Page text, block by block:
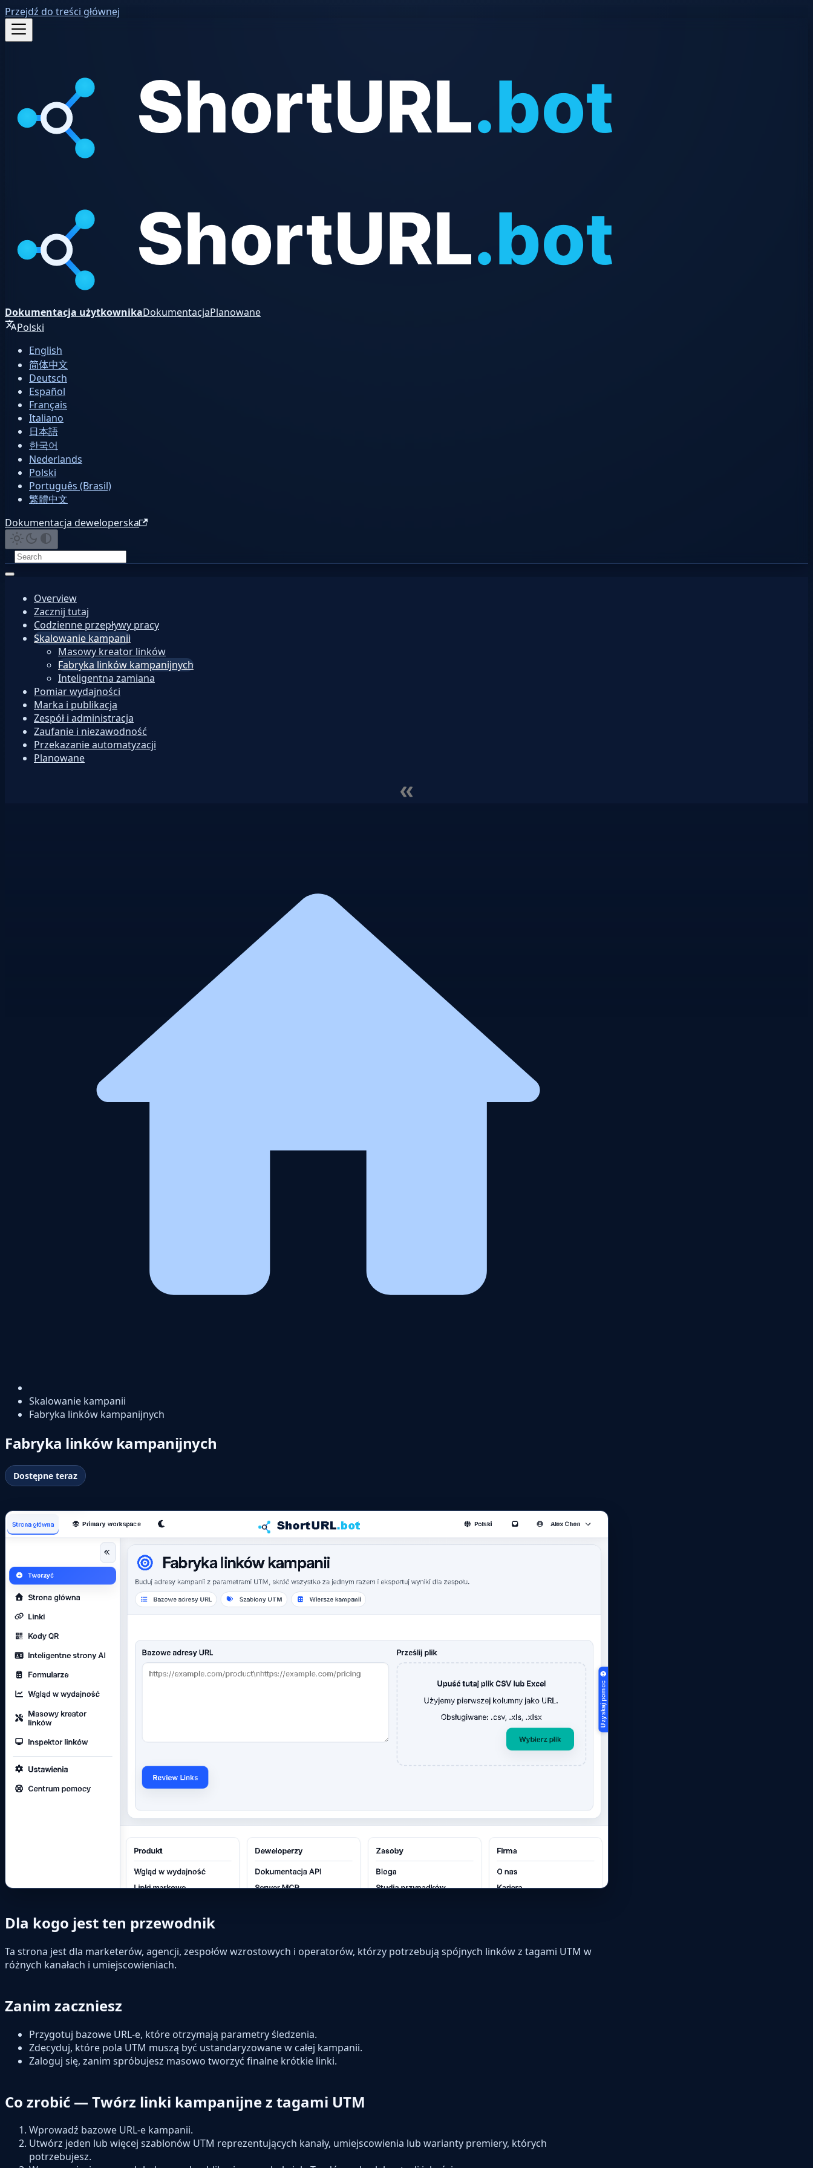
Przejdź do treści głównej
Dokumentacja użytkownikaDokumentacjaPlanowane
Polski
English
简体中文
Deutsch
Español
Français
Italiano
日本語
한국어
Nederlands
Polski
Português (Brasil)
繁體中文
Dokumentacja deweloperska
Overview
Zacznij tutaj
Codzienne przepływy pracy
Skalowanie kampanii
Masowy kreator linków
Fabryka linków kampanijnych
Inteligentna zamiana
Pomiar wydajności
Marka i publikacja
Zespół i administracja
Zaufanie i niezawodność
Przekazanie automatyzacji
Planowane
Skalowanie kampanii
Fabryka linków kampanijnych
Fabryka linków kampanijnych
Dostępne teraz
Dla kogo jest ten przewodnik
Ta strona jest dla marketerów, agencji, zespołów wzrostowych i operatorów, którzy potrzebują spójnych linków z tagami UTM w
różnych kanałach i umiejscowieniach.
Zanim zaczniesz
Przygotuj bazowe URL-e, które otrzymają parametry śledzenia.
Zdecyduj, które pola UTM muszą być ustandaryzowane w całej kampanii.
Zaloguj się, zanim spróbujesz masowo tworzyć finalne krótkie linki.
Co zrobić — Twórz linki kampanijne z tagami UTM
Wprowadź bazowe URL-e kampanii.
Utwórz jeden lub więcej szablonów UTM reprezentujących kanały, umiejscowienia lub warianty premiery, których
potrzebujesz.